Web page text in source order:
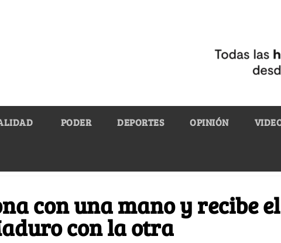
PODER DEPORTES OPINIÓN
con una mano y recibe el
con la otra